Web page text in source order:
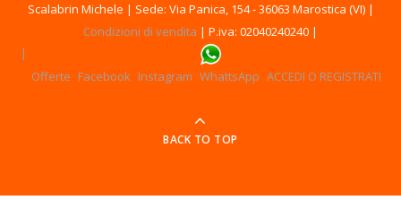
Scalabrin Michele | Sede: Via Panica, 154 - 36063 Marostica (VI) |
Condizioni di vendita | P.iva: 02040240240 |
Offerte Facebook Instagram WhattsApp ACCEDI O REGISTRATI
BACK TO TOP